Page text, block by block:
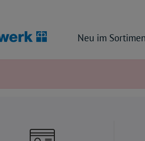
Neu im